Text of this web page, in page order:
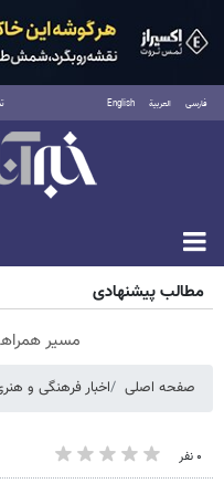
فارسی العربية English
پنجشنبه ۱۵ مرداد ۱۴۰۵
مطالب پیشنهادی
مسیر
صفحه اصلی اخبار فرهنگی و
۰ نفر